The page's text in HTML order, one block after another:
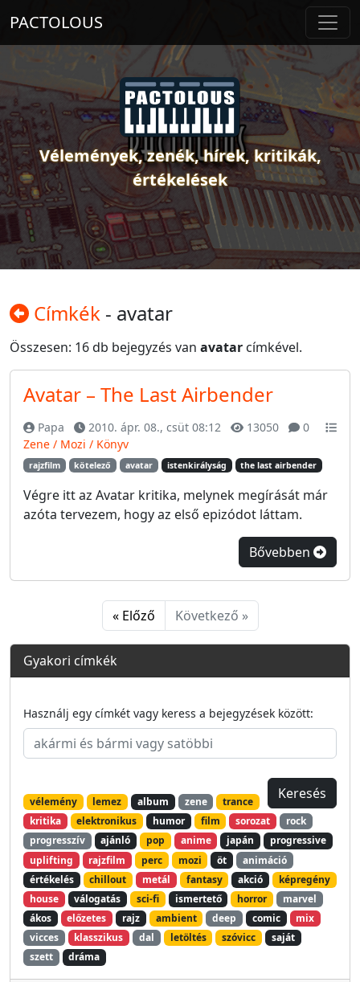
PACTOLOUS
Vélemények, zenék, hírek, kritikák,
értékelések
Címkék - avatar
Összesen: 16 db bejegyzés van avatar címkével.
Avatar – The Last Airbender
Papa 2010. ápr. 08., csüt 08:12 13050
0
Zene / Mozi / Könyv
rajzfilm kötelező avatar istenkirályság the last airbender
Végre itt az Avatar kritika, melynek megírását már
azóta tervezem, hogy az első epizódot láttam.
Bővebben
« Előző Következő »
Gyakori címkék
Használj egy címkét vagy keress a bejegyzések között:
vélemény lemez album zene
trance
kritika
elektronikus humor film sorozat
rock
progresszív
ajánló pop anime japán
progressive
uplifting
rajzfilm perc mozi öt
animáció
értékelés
chillout metál fantasy akció
képregény
house
válogatás sci-fi ismertető horror
marvel
ákos
előzetes rajz ambient deep comic
mix
vicces
klasszikus dal letöltés szóvicc
saját
szett
dráma